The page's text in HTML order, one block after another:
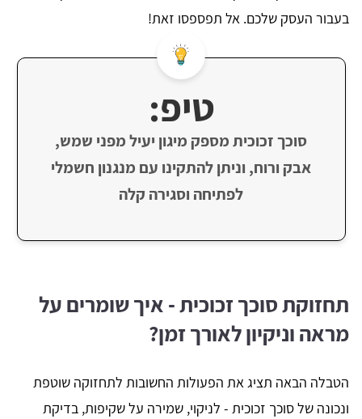
בעבור העסק שלכם. אל תפספסו זאת!
טיפ:
סוכך זכוכית מספק מיגון יעיל מפני שמש,
אבק ורוח, וניתן להתקינו עם מנגנון חשמלי
לפתיחה וסגירה קלה
תחזוקת סוכך זכוכית - איך שומרים על
מראה וניקיון לאורך זמן?
הטבלה הבאה תציג את הפעולות החשובות לתחזוקה שוטפת
ונכונה של סוכך זכוכית - לניקוי, שמירה על שקיפות, בדיקת